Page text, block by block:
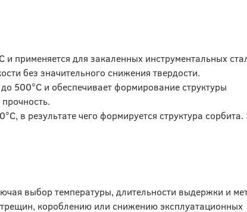
и применяется для закаленных инструментальных
без значительного снижения твердости.
500°C и обеспечивает формирование структуры
в результате чего формируется структура сорбита.
выбор температуры, длительности выдержки и
короблению или снижению эксплуатационных